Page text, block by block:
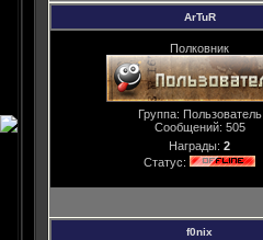
ArTuR
Полковник
Группа: Пользователь
Сообщений: 505
Награды: 2
Статус:
f0nix